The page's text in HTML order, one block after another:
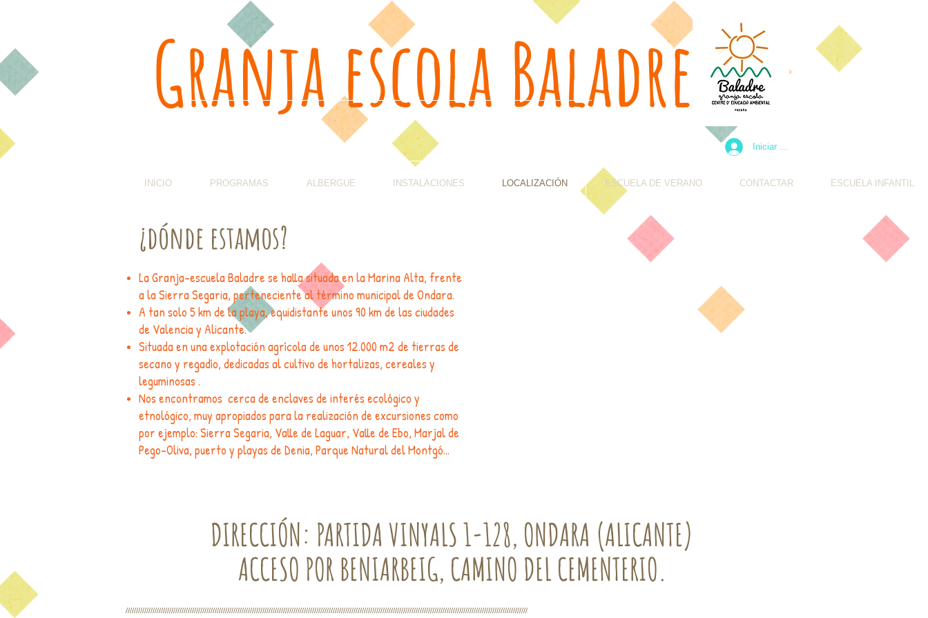
Granja escola Baladre
Iniciar sesión
INICIO PROGRAMAS ALBERGUE INSTALACIONES LOCALIZACIÓN ESCUELA DE VERANO CONTACTAR ESCUELA INFANTIL
¿dónde estamos?
La Granja-escuela Baladre se halla situada en la Marina Alta, frente
a la Sierra Segaria, perteneciente al término municipal de Ondara.
A tan solo 5 km de la playa, equidistante unos 90 km de las ciudades
de Valencia y Alicante.
Situada en una explotación agrícola de unos 12.000 m2 de tierras de
secano y regadío, dedicadas al cultivo de hortalizas, cereales y
leguminosas .
Nos encontramos cerca de enclaves de interés ecológico y
etnológico, muy apropiados para la realización de excursiones como
por ejemplo: Sierra Segaria, Valle de Laguar, Valle de Ebo, Marjal de
Pego-Oliva, puerto y playas de Denia, Parque Natural del Montgó…
DIRECCIÓN: PARTIDA VINYALS 1-128, ONDARA (ALICANTE)
ACCESO POR BENIARBEIG, CAMINO DEL CEMENTERIO.
//////////////////////////////////////////////////////////////////////////////////////////////////////////////////////////////////////////////////////////////////////////////////////////////////